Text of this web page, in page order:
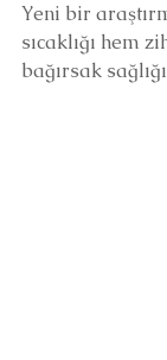
Yeni bir
sıcaklığı hem
bağırsak